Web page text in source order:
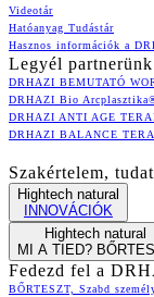
Videotár
Hatóanyag Tudástár
Hasznos információk a
Legyél
DRHAZI BEMUTATÓ
DRHAZI Bio
DRHAZI ANTI AGE
DRHAZI BALANCE
Szakértelem,
Hightech natural
INNOVÁCIÓK
Hightech natural
MI A TIED?
Fedezd fel a
BŐRTESZT, Szabd